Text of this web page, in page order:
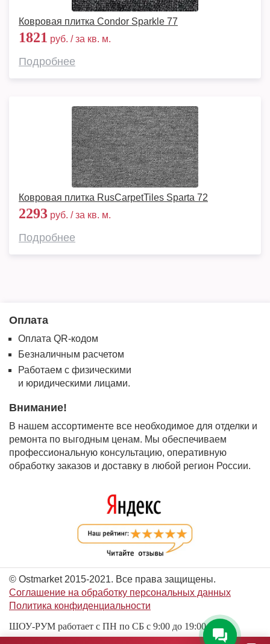
Ковровая плитка Condor Sparkle 77
1821 руб. / за кв. м.
Подробнее
Ковровая плитка RusCarpetTiles Sparta 72
2293 руб. / за кв. м.
Подробнее
Оплата
Оплата QR-кодом
Безналичным расчетом
Работаем с физическими
и юридическими лицами.
Внимание!
В нашем ассортименте все необходимое для отделки и
ремонта по выгодным ценам. Мы обеспечиваем
профессиональную консультацию, оперативную
обработку заказов и доставку в любой регион России.
© Ostmarket 2015-2021. Все права защищены.
Соглашение на обработку персональных данных
Политика конфиденциальности
ШОУ-РУМ работает с ПН по СБ с 9:00 до 19:00